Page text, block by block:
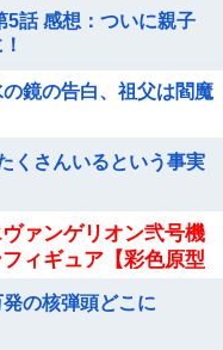
話 感想：ついに親子
鏡の告白、祖父は閻魔
くさんいるという事実
ァンゲリオン弐号機
ィギュア【彩色原型
の核弾頭どこに